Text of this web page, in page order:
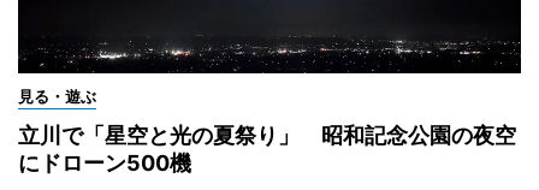
見る・遊ぶ
立川で「星空と光の夏祭り」 昭和記念公園の夜空
にドローン500機